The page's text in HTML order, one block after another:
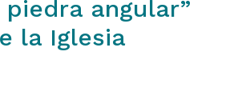
piedra angular”
la Iglesia